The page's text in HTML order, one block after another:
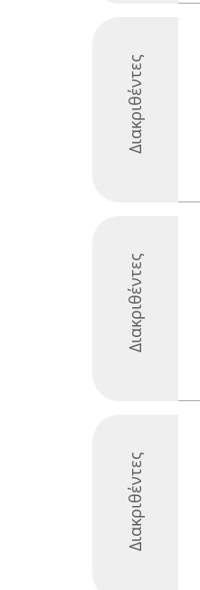
Διακριθέντες
Διακριθέντες
Διακριθέντες